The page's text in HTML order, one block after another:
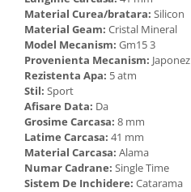
Material Curea/bratara: Silicon
Material Geam: Cristal Mineral
Model Mecanism: Gm15 3
Provenienta Mecanism: Japonez
Rezistenta Apa: 5 atm
Stil: Sport
Afisare Data: Da
Grosime Carcasa: 8 mm
Latime Carcasa: 41 mm
Material Carcasa: Alama
Numar Cadrane: Single Time
Sistem De Inchidere: Catarama